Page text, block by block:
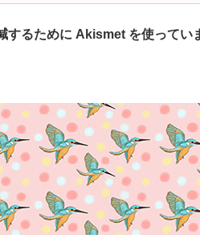
するために Akismet を使ってい